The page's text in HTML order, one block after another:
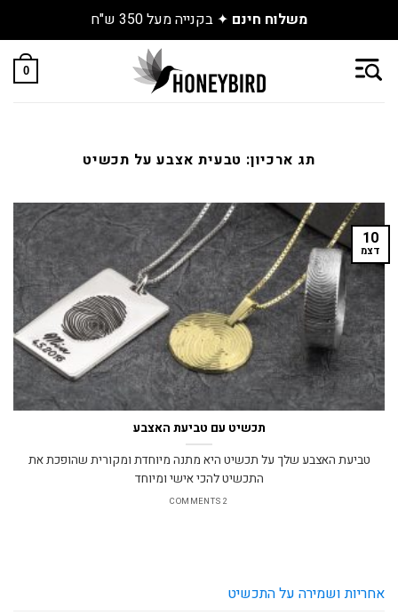
משלוח חינם ✦ בקנייה מעל 350 ש"ח
0
תג ארכיון: טבעית אצבע על תכשיט
תכשיט עם טביעת האצבע
טביעת האצבע שלך על תכשיט היא מתנה מיוחדת ומקורית שהופכת את
התכשיט להכי אישי ומיוחד
2 COMMENTS
10
דצמ
אחריות ושמירה על התכשיט